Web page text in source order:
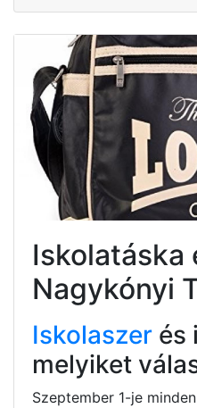
Iskolatáska
Nagykónyi
Iskolaszer és
melyiket
Szeptember 1-je